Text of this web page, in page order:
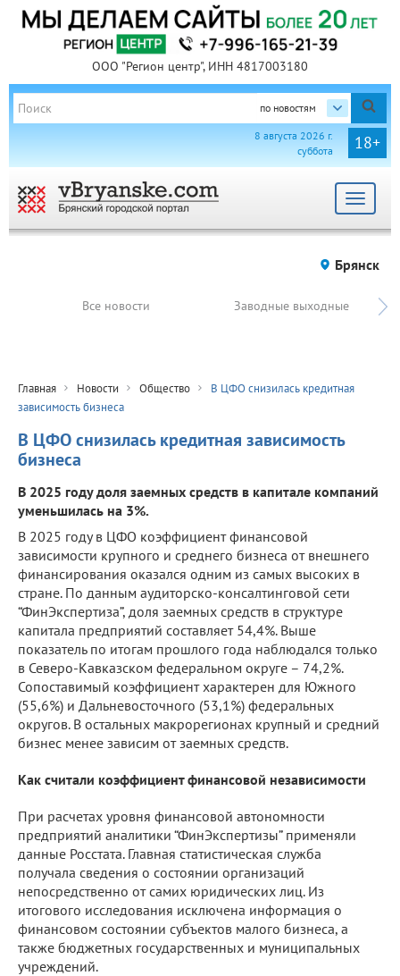
ООО "Регион центр", ИНН 4817003180
по новостям
18+
8 августа 2026 г.
суббота
Toggle
Брянск
Все новости Заводные выходные
Главная Новости Общество
В ЦФО снизилась кредитная
зависимость бизнеса
В ЦФО снизилась кредитная зависимость
бизнеса
В 2025 году доля заемных средств в капитале компаний
уменьшилась на 3%.
В 2025 году в ЦФО коэффициент финансовой
зависимости крупного и среднего бизнеса от внешнего
финансирования оказался одним из самых высоких в
стране. По данным аудиторско-консалтинговой сети
“ФинЭкспертиза”, доля заемных средств в структуре
капитала предприятий составляет 54,4%. Выше
показатель по итогам прошлого года наблюдался только
в Северо-Кавказском федеральном округе – 74,2%.
Сопоставимый коэффициент характерен для Южного
(55,6%) и Дальневосточного (53,1%) федеральных
округов. В остальных макрорегионах крупный и средний
бизнес менее зависим от заемных средств.
Как считали коэффициент финансовой независимости
При расчетах уровня финансовой автономности
предприятий аналитики “ФинЭкспертизы” применяли
данные Росстата. Главная статистическая служба
получала сведения о состоянии организаций
непосредственно от самих юридических лиц. Из
итогового исследования исключена информация о
финансовом состоянии субъектов малого бизнеса, а
также бюджетных государственных и муниципальных
учреждений.